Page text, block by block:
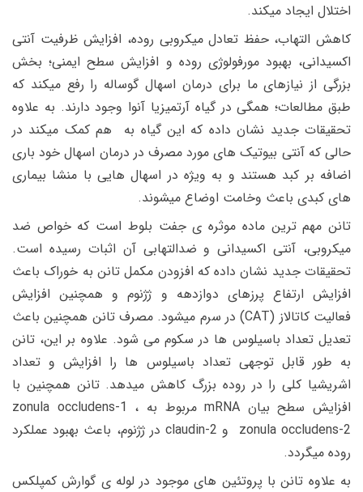
اختلال ایجاد میکند.
کاهش التهاب، حفظ تعادل میکروبی روده، افزایش ظرفیت آنتی
اکسیدانی، بهبود مورفولوژی روده و افزایش سطح ایمنی؛ بخش
بزرگی از نیازهای ما برای درمان اسهال گوساله را رفع میکند که
طبق مطالعات؛ همگی در گیاه آرتمیزیا آنوا وجود دارند. به علاوه
تحقیقات جدید نشان داده که این گیاه به هم کمک میکند در
حالی که آنتی بیوتیک های مورد مصرف در درمان اسهال خود باری
اضافه بر کبد هستند و به ویژه در اسهال هایی با منشا بیماری
های کبدی باعث وخامت اوضاع میشوند.
تانن مهم ترین ماده موثره ی جفت بلوط است که خواص ضد
میکروبی، آنتی اکسیدانی و ضدالتهابی آن اثبات رسیده است.
تحقیقات جدید نشان داده که افزودن مکمل تانن به خوراک باعث
افزایش ارتفاع پرزهای دوازدهه و ژژنوم و همچنین افزایش
فعالیت کاتالاز (CAT) در سرم میشود. مصرف تانن همچنین باعث
تعدیل تعداد باسیلوس ها در سکوم می شود. علاوه بر این، تانن
به طور قابل توجهی تعداد باسیلوس ها را افزایش و تعداد
اشریشیا کلی را در روده بزرگ کاهش میدهد. تانن همچنین با
افزایش سطح بیان mRNA مربوط به zonula occludens-1 ،
zonula occludens-2 و claudin-2 در ژژنوم، باعث بهبود عملکرد
روده میگردد.
به علاوه تانن با پروتئین های موجود در لوله ی گوارش کمپلکس